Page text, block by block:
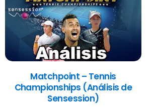
Matchpoint – Tennis
Championships (Análisis de
Sensession)